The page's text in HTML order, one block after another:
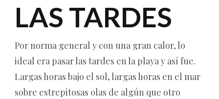
LAS TARDES
Por norma general y con una gran calor, lo
ideal era pasar las tardes en la playa y así fue.
Largas horas bajo el sol, largas horas en el mar
sobre estrepitosas olas de algún que otro